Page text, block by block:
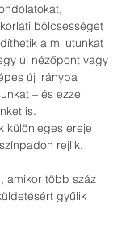
bölcsességet
a mi utunkat
új nézőpont vagy
új irányba
– és ezzel
is.
különleges ereje
rejlik.
amikor több száz
gyűlik